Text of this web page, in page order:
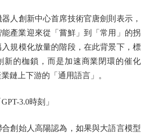
創新中心首席技術官唐劍則表示，
能產業迎來從「嘗鮮」到「常用」的拐
規模化放量的階段，在此背景下，標
新的枷鎖，而是加速商業閉環的催化
鏈上下游的「通用語言」。
3.0時刻」
始人高陽認為，如果與大語言模型